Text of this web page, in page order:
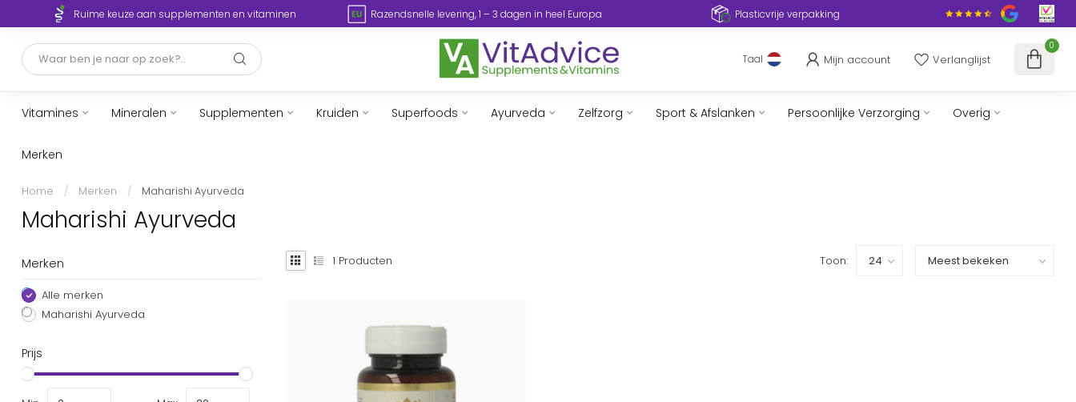
Ruime keuze aan supplementen en vitaminen Razendsnelle levering, 1 – 3 dagen in heel Europa Plasticvrije verpakking
Taal Mijn account Verlanglijst
0
Vitamines Mineralen Supplementen Kruiden Superfoods Ayurveda Zelfzorg Sport & Afslanken Persoonlijke Verzorging Overig
Merken
Home / Merken / Maharishi Ayurveda
Maharishi Ayurveda
Merken
Alle merken
Maharishi Ayurveda
Prijs
1 Producten Toon: